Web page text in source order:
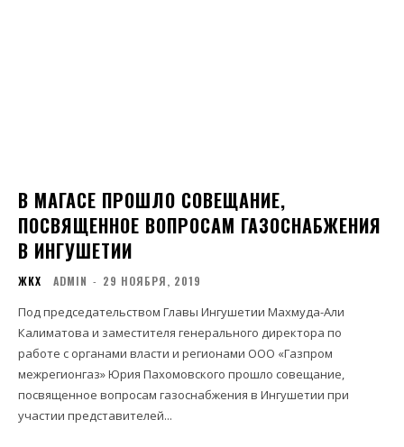
В МАГАСЕ ПРОШЛО СОВЕЩАНИЕ,
ПОСВЯЩЕННОЕ ВОПРОСАМ ГАЗОСНАБЖЕНИЯ
В ИНГУШЕТИИ
ЖКХ ADMIN - 29 НОЯБРЯ, 2019
Под председательством Главы Ингушетии Махмуда-Али
Калиматова и заместителя генерального директора по
работе с органами власти и регионами ООО «Газпром
межрегионгаз» Юрия Пахомовского​ прошло совещание,
посвященное вопросам газоснабжения в Ингушетии при
участии представителей...